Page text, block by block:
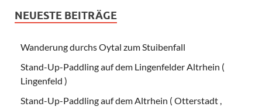
NEUESTE BEITRÄGE
Wanderung durchs Oytal zum Stuibenfall
Stand-Up-Paddling auf dem Lingenfelder Altrhein (
Lingenfeld )
Stand-Up-Paddling auf dem Altrhein ( Otterstadt ,